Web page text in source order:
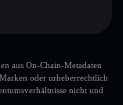
aus On-Chain-Metadaten
oder urheberrechtlich
nicht und